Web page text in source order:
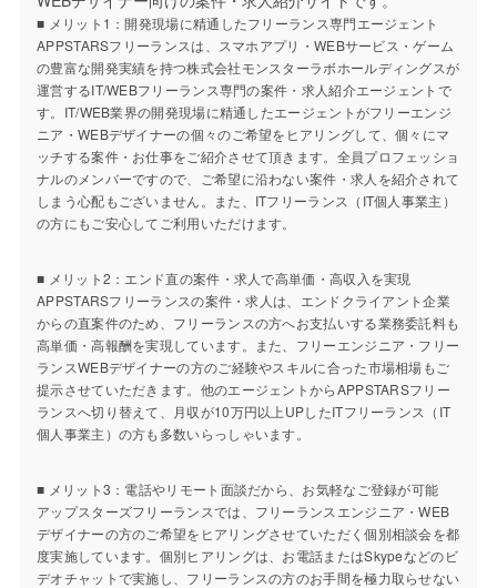
■ メリット1：開発現場に精通したフリーランス専門エージェント
APPSTARSフリーランスは、スマホアプリ・WEBサービス・ゲーム
の豊富な開発実績を持つ株式会社モンスターラボホールディングスが
運営するIT/WEBフリーランス専門の案件・求人紹介エージェントで
す。IT/WEB業界の開発現場に精通したエージェントがフリーエンジ
ニア・WEBデザイナーの個々のご希望をヒアリングして、個々にマ
ッチする案件・お仕事をご紹介させて頂きます。全員プロフェッショ
ナルのメンバーですので、ご希望に沿わない案件・求人を紹介されて
しまう心配もございません。また、ITフリーランス（IT個人事業主）
の方にもご安心してご利用いただけます。
■ メリット2：エンド直の案件・求人で高単価・高収入を実現
APPSTARSフリーランスの案件・求人は、エンドクライアント企業
からの直案件のため、フリーランスの方へお支払いする業務委託料も
高単価・高報酬を実現しています。また、フリーエンジニア・フリー
ランスWEBデザイナーの方のご経験やスキルに合った市場相場もご
提示させていただきます。他のエージェントからAPPSTARSフリー
ランスへ切り替えて、月収が10万円以上UPしたITフリーランス（IT
個人事業主）の方も多数いらっしゃいます。
■ メリット3：電話やリモート面談だから、お気軽なご登録が可能
アップスターズフリーランスでは、フリーランスエンジニア・WEB
デザイナーの方のご希望をヒアリングさせていただく個別相談会を都
度実施しています。個別ヒアリングは、お電話またはSkypeなどのビ
デオチャットで実施し、フリーランスの方のお手間を極力取らせない